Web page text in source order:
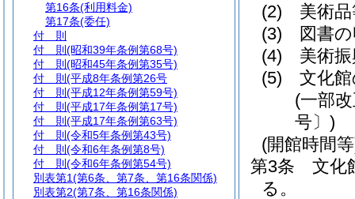
(2)
美術
(3)
図書
(4)
美術
(5)
文化
(一部
号〕)
(開館時間
第3条
文化
る。
第16条(利用料金)
第17条(委任)
付 則
付 則 (昭和39年条例第68号)
付 則 (昭和45年条例第35号)
付 則 (平成8年条例第26号
付 則 (平成12年条例第59号)
付 則 (平成17年条例第17号)
付 則 (平成17年条例第63号)
付 則 (令和5年条例第43号)
付 則 (令和6年条例第8号)
付 則 (令和6年条例第54号)
別表第1(第6条、第7条、第16条関係)
別表第2(第7条、第16条関係)